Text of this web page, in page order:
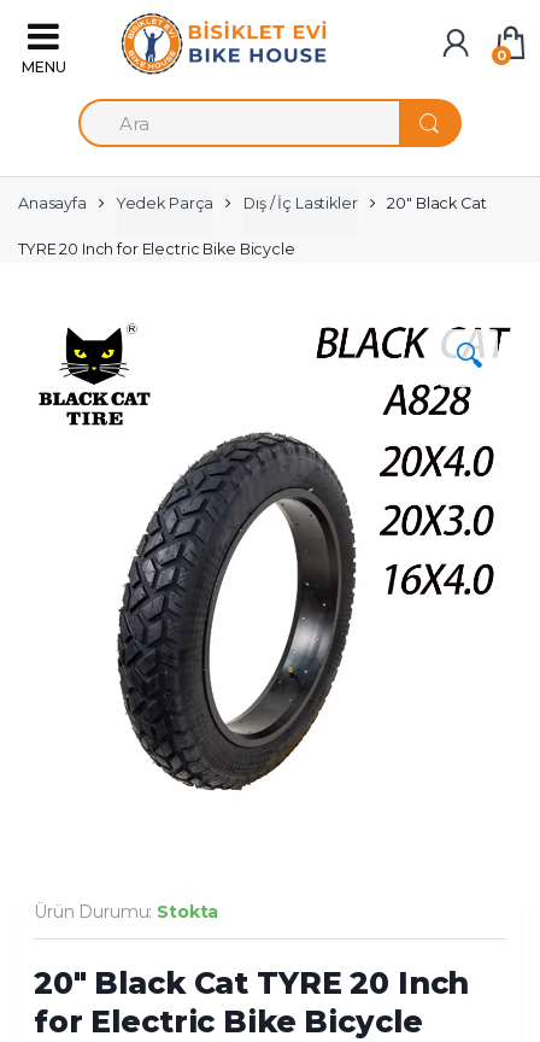
Skip to navigation
A
r
m
a
Anasayfa Yedek Parça Dış / İç Lastikler 20″ Black Cat
TYRE 20 Inch for Electric Bike Bicycle
🔍
Ürün Durumu: Stokta
20″ Black Cat TYRE 20 Inch
for Electric Bike Bicycle
0